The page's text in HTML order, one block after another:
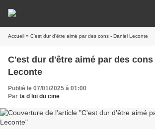
Accueil » C'est dur d'être aimé par des cons - Daniel Leconte
C'est dur d'être aimé par des cons
Leconte
Publié le 07/01/2025 à 01:00
Par ta d loi du cine